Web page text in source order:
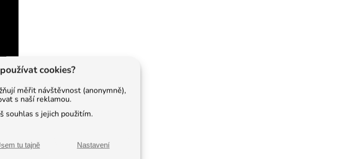
cookies?
měřit návštěvnost (anonymně),
s naší reklamou.
souhlas s jejich použitím.
tu tajně Nastavení